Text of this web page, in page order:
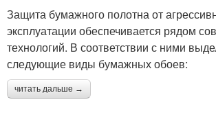
Защита бумажного полотна от
эксплуатации обеспечивается рядом
технологий. В соответствии с ними
следующие виды бумажных обоев:
читать дальше →